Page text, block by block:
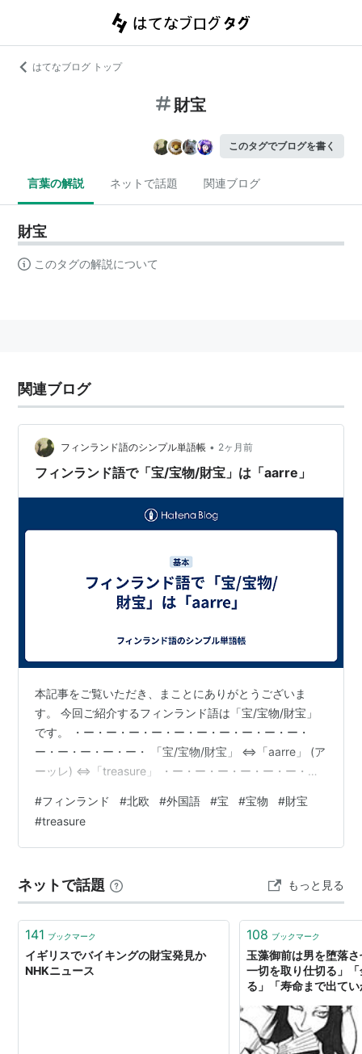
はてなブログ トップ
財宝
このタグでブログを書く
言葉の解説 ネットで話題 関連ブログ
財宝
このタグの解説について
関連ブログ
フィンランド語のシンプル単語帳 • 2ヶ月前
フィンランド語で「宝/宝物/財宝」は「aarre」
本記事をご覧いただき、まことにありがとうございま
す。 今回ご紹介するフィンランド語は「宝/宝物/財宝」
です。 ・ー・ー・ー・ー・ー・ー・ー・ー・ー・ー・
ー・ー・ー・ー・ー・ 「宝/宝物/財宝」 ⇔「aarre」 (ア
ーッレ) ⇔「treasure」 ・ー・ー・ー・ー・ー・ー・
⇔「」 () ⇔「」 ・ー・ー・ー・ー・ー・ー・ー・ー・
ー・ー・ー・ー・ー・ー・ー・ 〔関連単語〕 ・ー・ー・
ー・ー・ー・ー・ー・ー・ー・ー・ー・ー・ー・ー・
前後の記事や、 まとめ記事もぜひご覧ください。 では別
の記事…
#フィンランド #北欧 #外国語 #宝 #宝物 #財宝
#treasure
ネットで話題 もっと見る
141 ブックマーク
イギリスでバイキングの財宝発見か
NHKニュース
108 ブックマーク
玉藻御前は男を堕落
一切を取り仕切る」
る」「寿命まで出て